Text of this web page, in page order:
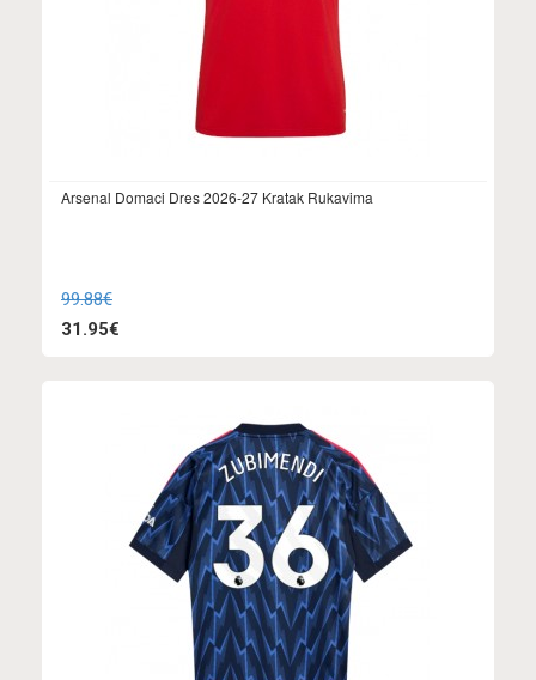
Arsenal Domaci Dres 2026-27 Kratak Rukavima
99.88€
31.95€